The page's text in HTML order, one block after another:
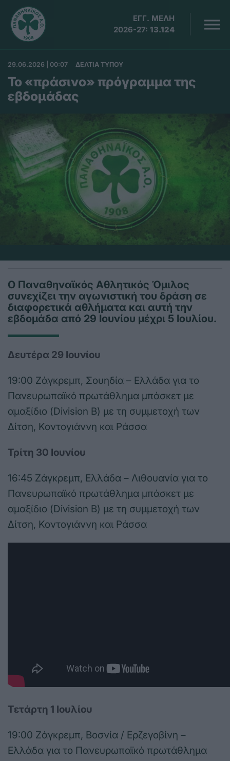
ΕΓΓ. ΜΕΛΗ
2026-27: 13.124
29.06.2026 | 00:07 ΔΕΛΤΙΑ ΤΥΠΟΥ
Το «πράσινο» πρόγραμμα της
εβδομάδας
Ο Παναθηναϊκός Αθλητικός Όμιλος
συνεχίζει την αγωνιστική του δράση σε
διαφορετικά αθλήματα και αυτή την
εβδομάδα από 29 Ιουνίου μέχρι 5 Ιουλίου.
Δευτέρα 29 Ιουνίου
19:00 Ζάγκρεμπ, Σουηδία – Ελλάδα για το
Πανευρωπαϊκό πρωτάθλημα μπάσκετ με
αμαξίδιο (Division B) με τη συμμετοχή των
Δίτση, Κοντογιάννη και Ράσσα
Τρίτη 30 Ιουνίου
16:45 Ζάγκρεμπ, Ελλάδα – Λιθουανία για το
Πανευρωπαϊκό πρωτάθλημα μπάσκετ με
αμαξίδιο (Division B) με τη συμμετοχή των
Δίτση, Κοντογιάννη και Ράσσα
Τετάρτη 1 Ιουλίου
19:00 Ζάγκρεμπ, Βοσνία / Ερζεγοβίνη –
Ελλάδα για το Πανευρωπαϊκό πρωτάθλημα